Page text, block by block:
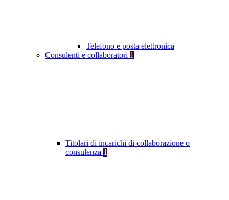
Telefono e posta elettronica
Consulenti e collaboratori 1
Titolari di incarichi di collaborazione o
consulenza 1